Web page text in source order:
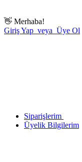
👋 Merhaba!
Giriş Yap veya Üye Ol
Siparişlerim
Üyelik Bilgilerim